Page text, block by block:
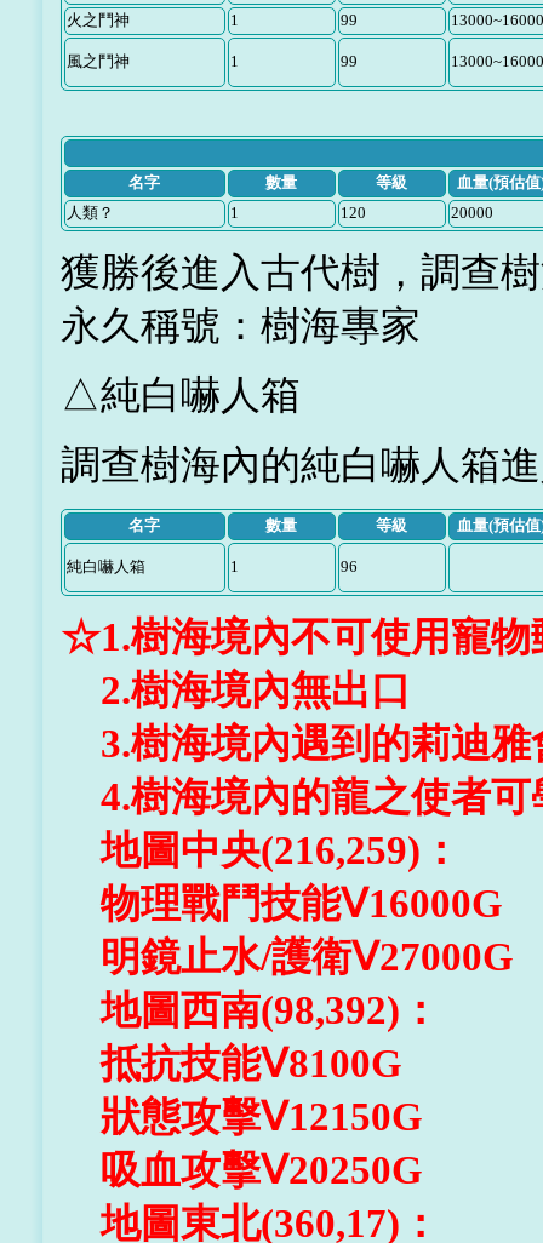
火之鬥神
1 99
風之鬥神 1 99
名字 數量 等級
血量(預估
人類？
1 120 20000
獲勝後進入古代樹，調查
永久稱號：樹海專家
△純白嚇人箱
調查樹海內的純白嚇人箱
名字 數量 等級 血量(預估
純白嚇人箱 1 96
☆1.樹海境內不可使用寵物
2.樹海境內無出口
3.樹海境內遇到的莉迪雅
4.樹海境內的龍之使者可
地圖中央(216,259)：
物理戰鬥技能Ⅴ16000G
明鏡止水/護衛Ⅴ27000G
地圖西南(98,392)：
抵抗技能Ⅴ8100G
狀態攻擊Ⅴ12150G
吸血攻擊Ⅴ20250G
地圖東北(360,17)：